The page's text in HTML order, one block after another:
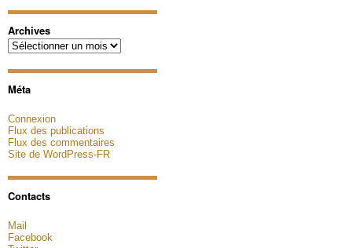
Archives
Archives
Méta
Connexion
Flux des publications
Flux des commentaires
Site de WordPress-FR
Contacts
Mail
Facebook